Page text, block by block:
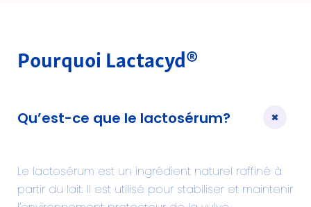
Pourquoi Lactacyd®
Qu’est-ce que le lactosérum?
Le lactosérum est un ingrédient naturel raffiné à
partir du lait. Il est utilisé pour stabiliser et maintenir